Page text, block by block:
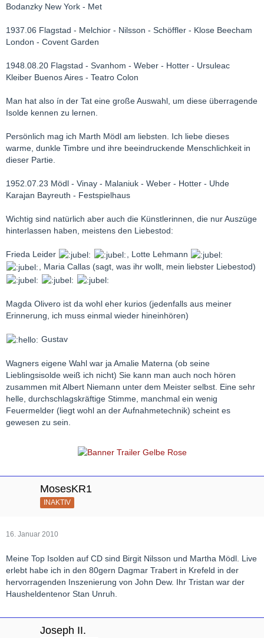
Bodanzky New York - Met
1937.06 Flagstad - Melchior - Nilsson - Schöffler - Klose Beecham
London - Covent Garden
1948.08.20 Flagstad - Svanhom - Weber - Hotter - Ursuleac
Kleiber Buenos Aires - Teatro Colon
Man hat also ín der Tat eine große Auswahl, um diese überragende
Isolde kennen zu lernen.
Persönlich mag ich Marth Mödl am liebsten. Ich liebe dieses
warme, dunkle Timbre und ihre beeindruckende Menschlichkeit in
dieser Partie.
1952.07.23 Mödl - Vinay - Malaniuk - Weber - Hotter - Uhde
Karajan Bayreuth - Festspielhaus
Wichtig sind natürlich aber auch die Künstlerinnen, die nur Auszüge
hinterlassen haben, meistens den Liebestod:
Frieda Leider
, Lotte Lehmann
, Maria Callas (sagt, was ihr wollt, mein liebster Liebestod)
Magda Olivero ist da wohl eher kurios (jedenfalls aus meiner
Erinnerung, ich muss einmal wieder hineinhören)
Gustav
Wagners eigene Wahl war ja Amalie Materna (ob seine
Lieblingsisolde weiß ich nicht) Sie kann man auch noch hören
zusammen mit Albert Niemann unter dem Meister selbst. Eine sehr
helle, durchschlagskräftige Stimme, manchmal ein wenig
Feuermelder (liegt wohl an der Aufnahmetechnik) scheint es
gewesen zu sein.
MosesKR1
INAKTIV
16. Januar 2010
Meine Top Isolden auf CD sind Birgit Nilsson und Martha Mödl. Live
erlebt habe ich in den 80gern Dagmar Trabert in Krefeld in der
hervorragenden Inszenierung von John Dew. Ihr Tristan war der
Hausheldentenor Stan Unruh.
Joseph II.